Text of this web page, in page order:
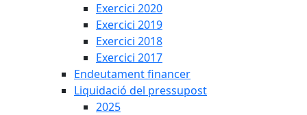
Exercici 2020
Exercici 2019
Exercici 2018
Exercici 2017
Endeutament financer
Liquidació del pressupost
2025